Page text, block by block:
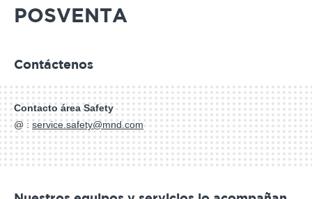
POSVENTA
Contáctenos
Contacto área Safety
@ : service.safety@mnd.com